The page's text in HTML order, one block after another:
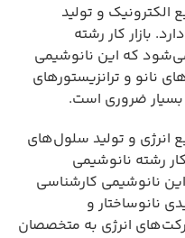
الکترونیک و تولید
بازار کار رشته
که این نانوشیمی
نانو و ترانزیستورهای
ضروری است.
انرژی و تولید سلول‌های
رشته نانوشیمی
نانوشیمی کارشناسی
نانوساختار و
انرژی به متخصصان